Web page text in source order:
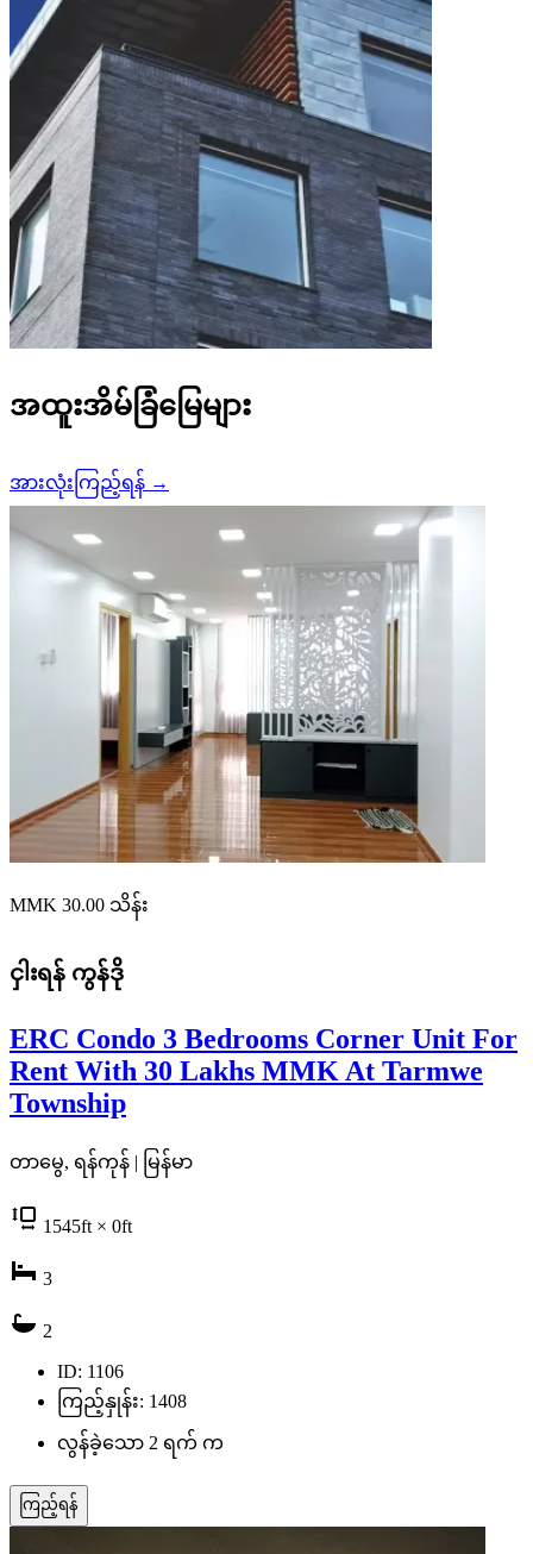
အထူးအိမ်ခြံမြေများ
အားလုံးကြည့်ရန် →
MMK 30.00 သိန်း
ငှါးရန် ကွန်ဒို
ERC Condo 3 Bedrooms Corner Unit For
Rent With 30 Lakhs MMK At Tarmwe
Township
တာမွေ, ရန်ကုန် | မြန်မာ
1545ft × 0ft
3
2
ID: 1106
ကြည့်နှုန်း: 1408
လွန်ခဲ့သော 2 ရက် က
ကြည့်ရန်